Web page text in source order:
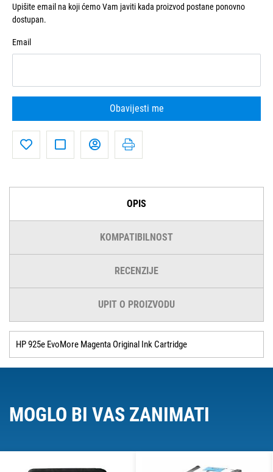
Upišite email na koji ćemo Vam javiti kada proizvod postane ponovno
dostupan.
Email
Obavijesti me
OPIS
KOMPATIBILNOST
RECENZIJE
UPIT O PROIZVODU
HP 925e EvoMore Magenta Original Ink Cartridge
MOGLO BI VAS ZANIMATI